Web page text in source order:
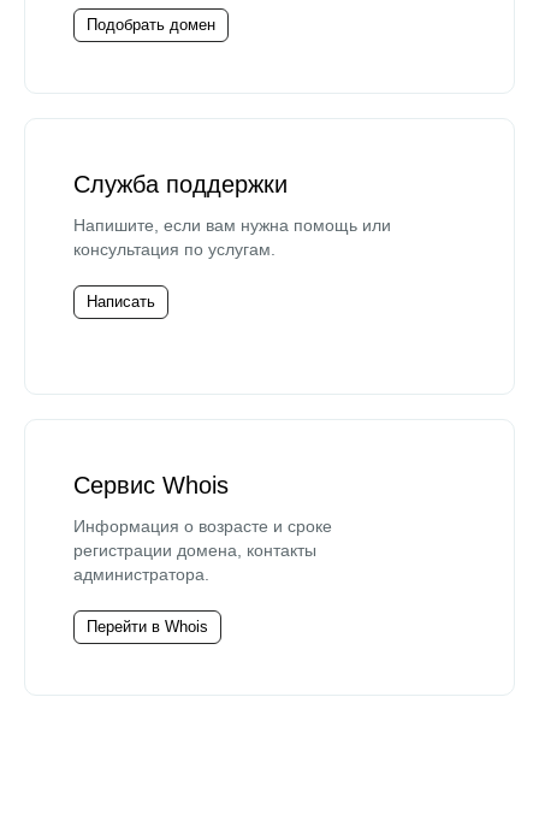
Подобрать домен
Служба поддержки
Напишите, если вам нужна помощь или
консультация по услугам.
Написать
Сервис Whois
Информация о возрасте и сроке
регистрации домена, контакты
администратора.
Перейти в Whois